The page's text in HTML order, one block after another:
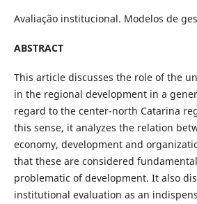
Avaliação institucional. Modelos de
ABSTRACT
This article discusses the role of the
in the regional development in a
regard to the center-north Catarina
this sense, it analyzes the relation
economy, development and
that these are considered
problematic of development. It also
institutional evaluation as an